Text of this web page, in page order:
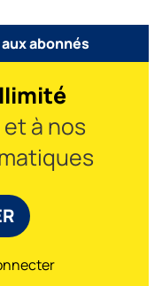
abonnés
à nos